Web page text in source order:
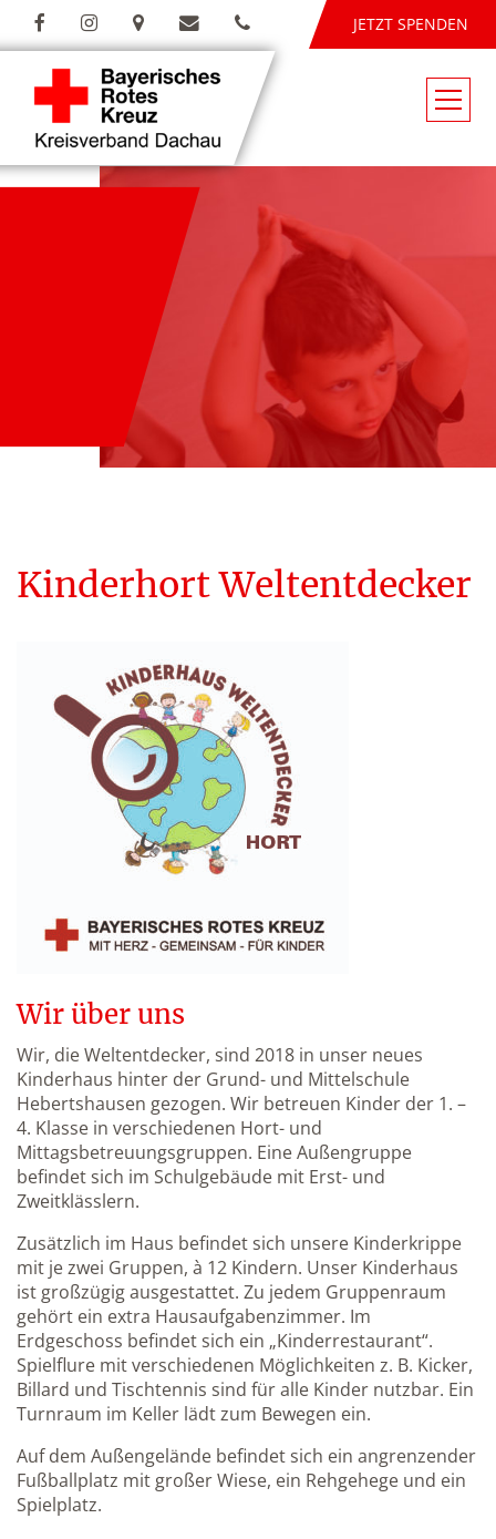
JETZT SPENDEN
Kinderhort Weltentdecker
Wir über uns
Wir, die Weltentdecker, sind 2018 in unser neues
Kinderhaus hinter der Grund- und Mittelschule
Hebertshausen gezogen. Wir betreuen Kinder der 1. –
4. Klasse in verschiedenen Hort- und
Mittagsbetreuungsgruppen. Eine Außengruppe
befindet sich im Schulgebäude mit Erst- und
Zweitklässlern.
Zusätzlich im Haus befindet sich unsere Kinderkrippe
mit je zwei Gruppen, à 12 Kindern. Unser Kinderhaus
ist großzügig ausgestattet. Zu jedem Gruppenraum
gehört ein extra Hausaufgabenzimmer. Im
Erdgeschoss befindet sich ein „Kinderrestaurant“.
Spielflure mit verschiedenen Möglichkeiten z. B. Kicker,
Billard und Tischtennis sind für alle Kinder nutzbar. Ein
Turnraum im Keller lädt zum Bewegen ein.
Auf dem Außengelände befindet sich ein angrenzender
Fußballplatz mit großer Wiese, ein Rehgehege und ein
Spielplatz.